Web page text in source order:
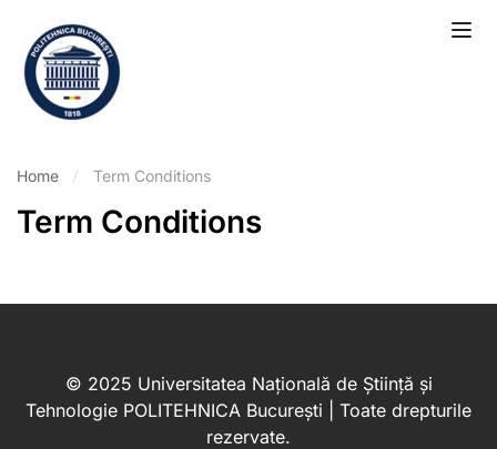
Home Term Conditions
Term Conditions
© 2025 Universitatea Națională de Știință și
Tehnologie POLITEHNICA București | Toate drepturile
rezervate.